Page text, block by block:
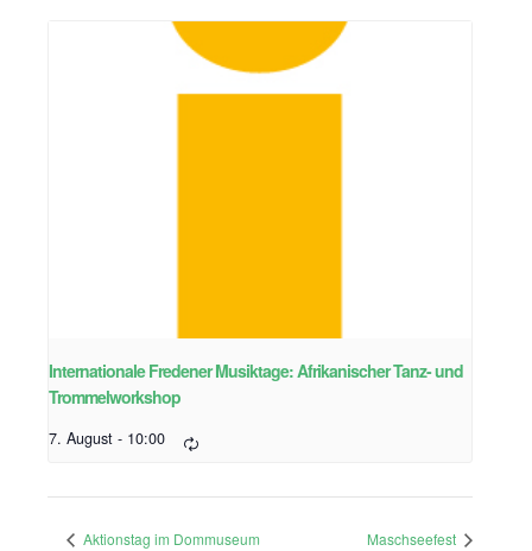
Internationale Fredener Musiktage: Afrikanischer Tanz- und
Trommelworkshop
7. August - 10:00
Aktionstag im Dommuseum Maschseefest